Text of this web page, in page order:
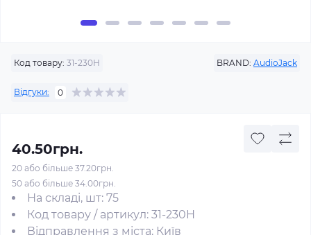
Код товару: 31-230H BRAND: AudioJack
Відгуки: 0
40.50грн.
20 або більше 37.20грн.
50 або більше 34.00грн.
На складі, шт: 75
Код товару / артикул: 31-230H
Відправлення з міста: Київ